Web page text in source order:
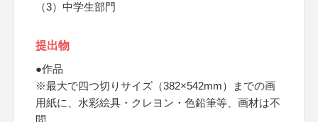
（3）中学生部門
提出物
●作品
※最大で四つ切りサイズ（382×542mm）までの画
用紙に、水彩絵具・クレヨン・色鉛筆等、画材は不
問